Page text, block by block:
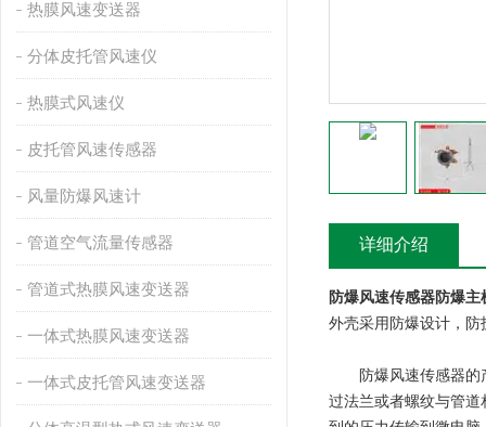
热膜风速变送器
分体皮托管风速仪
热膜式风速仪
皮托管风速传感器
风量防爆风速计
管道空气流量传感器
管道式热膜风速变送器
一体式热膜风速变送器
一体式皮托管风速变送器
详细介绍
防爆风速传感器防爆主
外壳采用防爆设计，
防爆风速传感器的产
过法兰或者螺纹与管